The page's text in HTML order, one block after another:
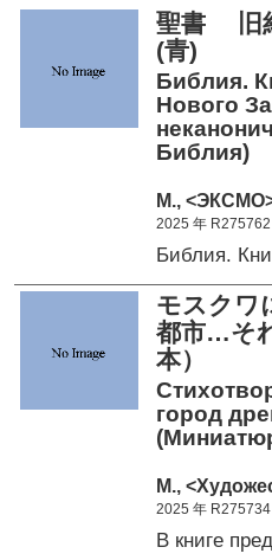
聖書 旧
(青)
Библия.
Нового
Библия)
М.,
2025 年 R275762
Библия.
モスクワ
都市…そ
本）
город
М.,
2025 年 R275734
В книге